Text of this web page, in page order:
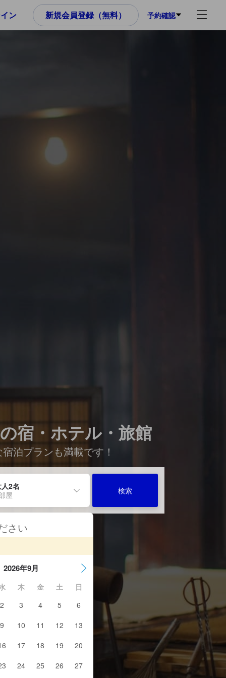
ン 新規会員登録（無料） 予約確認
宿・ホテル・旅館
泊プランも満載です！
2名
屋
検索
さい
2026年9月
木 金 土
日
2
3 4 5
6
9
10 11 12
13
17 18 19
20
24 25 26 27